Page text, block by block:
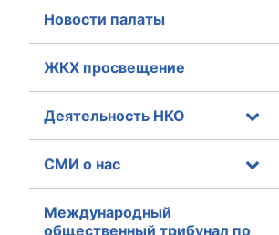
Новости палаты
ЖКХ просвещение
Деятельность НКО
СМИ о нас
Международный
общественный трибунал по